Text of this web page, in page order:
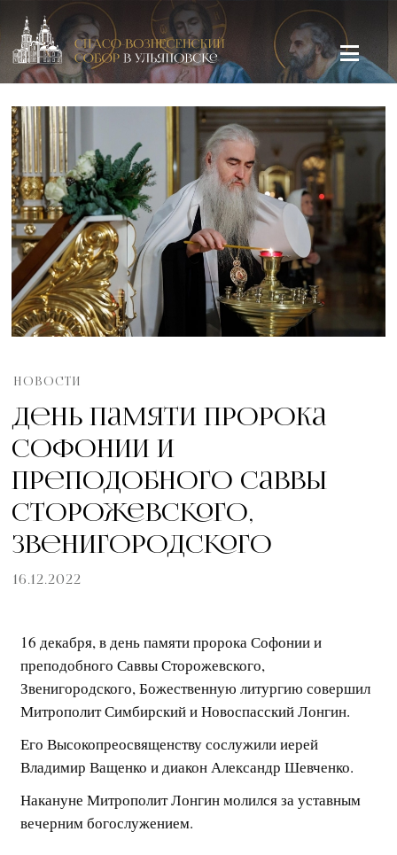
Спасо-Вознесенский кафедральный собор в Ульяновске
НОВОСТИ
День памяти пророка
Софонии и
преподобного Саввы
Сторожевского,
Звенигородского
16.12.2022
16 декабря, в день памяти пророка Софонии и
преподобного Саввы Сторожевского,
Звенигородского, Божественную литургию совершил
Митрополит Симбирский и Новоспасский Лонгин.
Его Высокопреосвященству сослужили иерей
Владимир Ващенко и диакон Александр Шевченко.
Накануне Митрополит Лонгин молился за уставным
вечерним богослужением.